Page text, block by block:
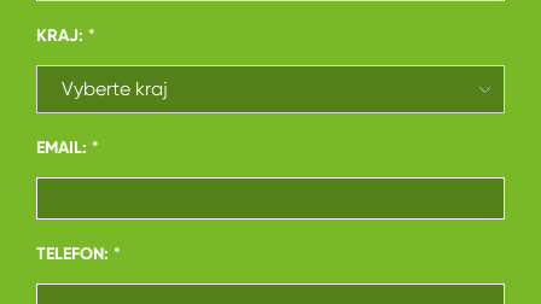
KRAJ: *
EMAIL: *
TELEFON: *